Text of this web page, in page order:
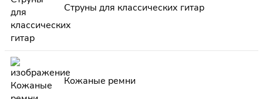
Струны для классических гитар
Кожаные ремни